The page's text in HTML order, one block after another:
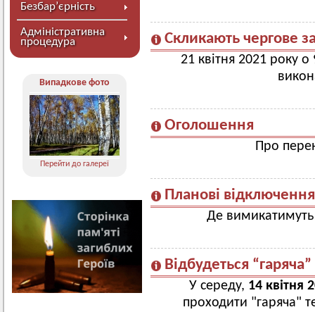
Безбар’єрність
Адміністративна
процедура
Випадкове фото
Перейти до галереї
Скликають чергове
21 квітня 2021 року о
Оголошення
Про
Планові
Де вимикатимуть
Відбудеться
У середу, 14 квітня
проходити "гаряча"